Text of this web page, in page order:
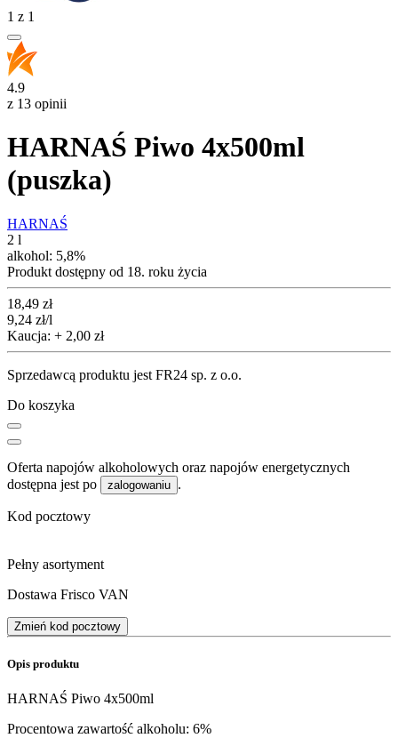
1 z 1
4.9
z 13 opinii
HARNAŚ Piwo 4x500ml
(puszka)
HARNAŚ
2 l
alkohol: 5,8%
Produkt dostępny od 18. roku życia
Cena
18,49 zł
9,24 zł/l
Kaucja: + 2,00 zł
Sprzedawcą produktu jest FR24 sp. z o.o.
Do koszyka
Oferta napojów alkoholowych oraz napojów energetycznych
dostępna jest po
zalogowaniu .
Kod pocztowy
Pełny asortyment
Dostawa Frisco VAN
Zmień kod pocztowy
Opis produktu
HARNAŚ Piwo 4x500ml
Procentowa zawartość alkoholu: 6%